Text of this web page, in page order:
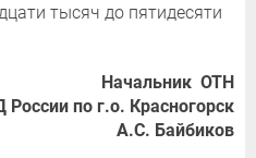
тысяч до пятидесяти
Начальник ОТН
по г.о. Красногорск
А.С. Байбиков